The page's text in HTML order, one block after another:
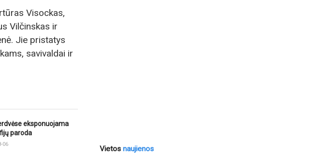
Visockas,
Vilčinskas ir
Jie pristatys
savivaldai ir
eksponuojama
paroda
06
Vietos naujienos